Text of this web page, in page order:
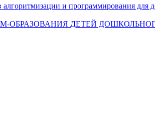
и программирования
ОБРАЗОВАНИЯ ДЕТЕЙ